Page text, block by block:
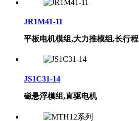
JR1M41-11
平板电机模组,大力推模组,长行程
JS1C31-14
磁悬浮模组,直驱电机